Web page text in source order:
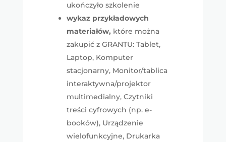
ukończyło szkolenie
wykaz przykładowych
materiałów, które można
zakupić z GRANTU: Tablet,
Laptop, Komputer
stacjonarny, Monitor/tablica
interaktywna/projektor
multimedialny, Czytniki
treści cyfrowych (np. e-
booków), Urządzenie
wielofunkcyjne, Drukarka